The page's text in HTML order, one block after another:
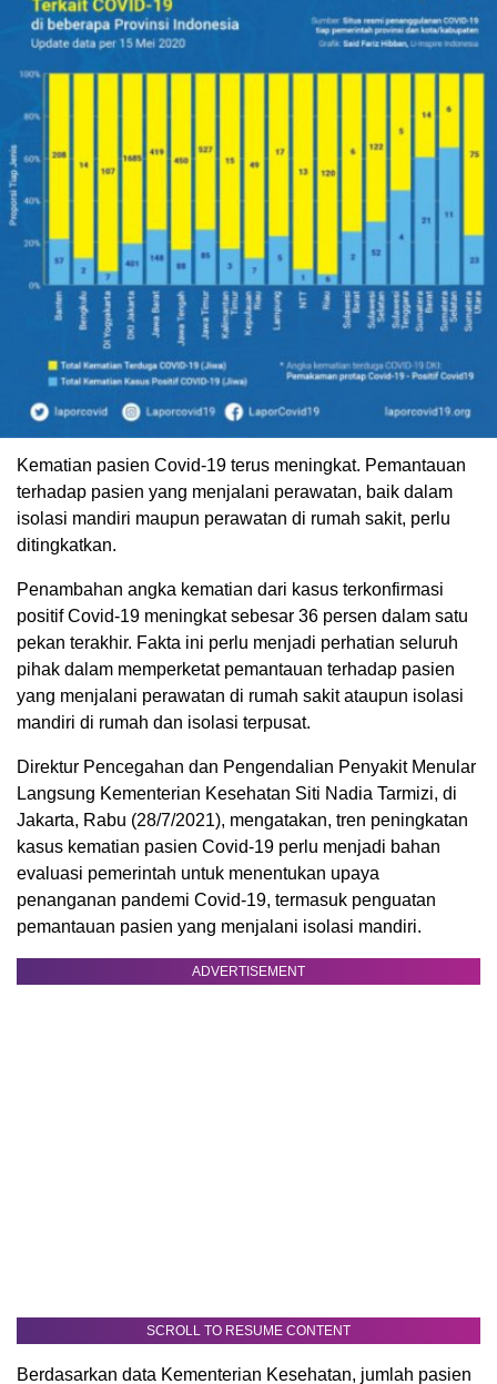
Kematian pasien Covid-19 terus meningkat. Pemantauan
terhadap pasien yang menjalani perawatan, baik dalam
isolasi mandiri maupun perawatan di rumah sakit, perlu
ditingkatkan.
Penambahan angka kematian dari kasus terkonfirmasi
positif Covid-19 meningkat sebesar 36 persen dalam satu
pekan terakhir. Fakta ini perlu menjadi perhatian seluruh
pihak dalam memperketat pemantauan terhadap pasien
yang menjalani perawatan di rumah sakit ataupun isolasi
mandiri di rumah dan isolasi terpusat.
Direktur Pencegahan dan Pengendalian Penyakit Menular
Langsung Kementerian Kesehatan Siti Nadia Tarmizi, di
Jakarta, Rabu (28/7/2021), mengatakan, tren peningkatan
kasus kematian pasien Covid-19 perlu menjadi bahan
evaluasi pemerintah untuk menentukan upaya
penanganan pandemi Covid-19, termasuk penguatan
pemantauan pasien yang menjalani isolasi mandiri.
ADVERTISEMENT
SCROLL TO RESUME CONTENT
Berdasarkan data Kementerian Kesehatan, jumlah pasien